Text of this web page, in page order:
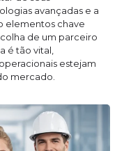
avançadas e a
elementos chave
de um parceiro
é tão vital,
estejam
mercado.